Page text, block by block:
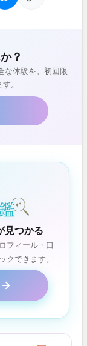
？
な体験を。初回限
。
見つかる
フィール・口
クできます。